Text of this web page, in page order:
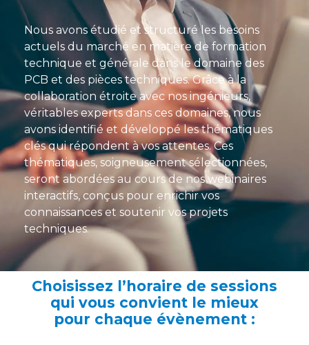
Nous avons étudié et structuré les besoins
actuels du marché en matière de formation
technique et générale dans le domaine des
PCB et des pièces techniques. Grâce à la
collaboration étroite avec nos ingénieurs,
véritables experts dans ces domaines, nous
avons identifié et développé les thématiques
clés qui répondent à vos attentes. Ces
thématiques, soigneusement sélectionnées,
seront abordées au cours de nos webinaires
interactifs, conçus pour enrichir vos
connaissances et soutenir vos projets
techniques.
Choisissez l’horaire de sessions
qui vous convient le mieux
pour chaque évènement :